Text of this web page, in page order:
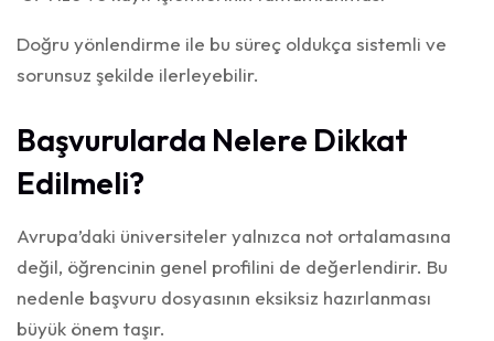
Doğru yönlendirme ile bu süreç oldukça sistemli ve
sorunsuz şekilde ilerleyebilir.
Başvurularda Nelere Dikkat
Edilmeli?
Avrupa’daki üniversiteler yalnızca not ortalamasına
değil, öğrencinin genel profilini de değerlendirir. Bu
nedenle başvuru dosyasının eksiksiz hazırlanması
büyük önem taşır.